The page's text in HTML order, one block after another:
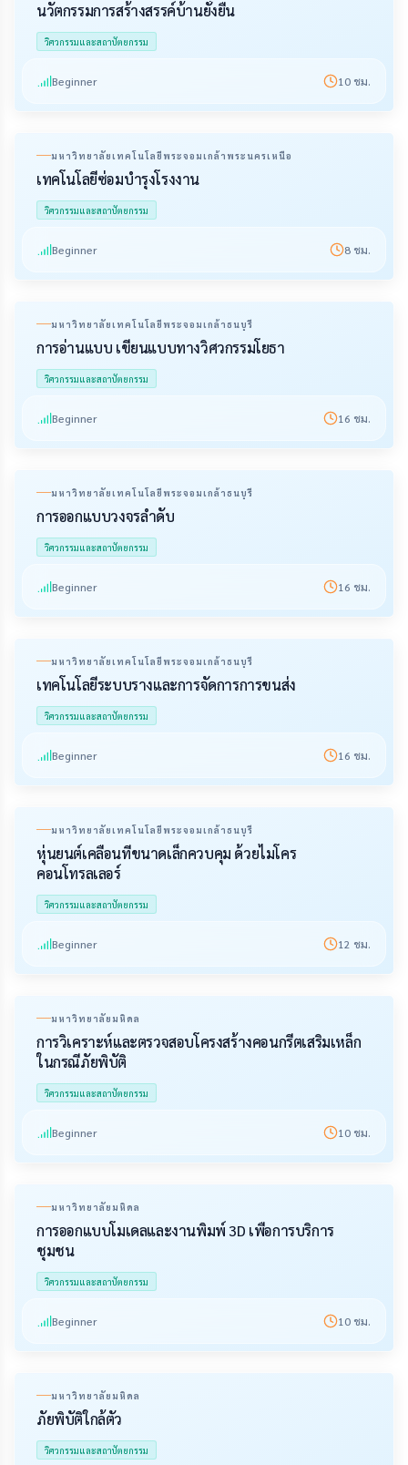
นวัตกรรมการสร้างสรรค์บ้านยั่งยืน
วิศวกรรมและสถาปัตยกรรม
Beginner 10 ชม.
มหาวิทยาลัยเทคโนโลยีพระจอมเกล้าพระนครเหนือ
เทคโนโลยีซ่อมบำรุงโรงงาน
วิศวกรรมและสถาปัตยกรรม
Beginner 8 ชม.
มหาวิทยาลัยเทคโนโลยีพระจอมเกล้าธนบุรี
การอ่านแบบ เขียนแบบทางวิศวกรรมโยธา
วิศวกรรมและสถาปัตยกรรม
Beginner 16 ชม.
มหาวิทยาลัยเทคโนโลยีพระจอมเกล้าธนบุรี
การออกแบบวงจรลำดับ
วิศวกรรมและสถาปัตยกรรม
Beginner 16 ชม.
มหาวิทยาลัยเทคโนโลยีพระจอมเกล้าธนบุรี
เทคโนโลยีระบบรางและการจัดการการขนส่ง
วิศวกรรมและสถาปัตยกรรม
Beginner 16 ชม.
มหาวิทยาลัยเทคโนโลยีพระจอมเกล้าธนบุรี
หุ่นยนต์เคลื่อนที่ขนาดเล็กควบคุม ด้วยไมโคร
คอนโทรลเลอร์
วิศวกรรมและสถาปัตยกรรม
Beginner 12 ชม.
มหาวิทยาลัยมหิดล
การวิเคราะห์และตรวจสอบโครงสร้างคอนกรีตเสริมเหล็ก
ในกรณีภัยพิบัติ
วิศวกรรมและสถาปัตยกรรม
Beginner 10 ชม.
มหาวิทยาลัยมหิดล
การออกแบบโมเดลและงานพิมพ์ 3D เพื่อการบริการ
ชุมชน
วิศวกรรมและสถาปัตยกรรม
Beginner 10 ชม.
มหาวิทยาลัยมหิดล
ภัยพิบัติใกล้ตัว
วิศวกรรมและสถาปัตยกรรม